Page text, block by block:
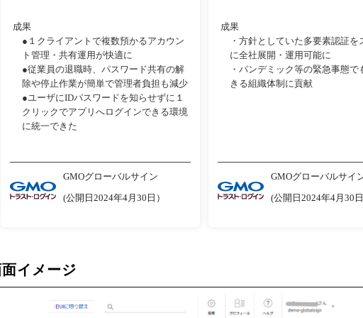
成果
●１クライアントで複数預かるアカウン
ト管理・共有運用が快適に
●従業員の退職時、パスワード共有の解
除や停止作業が簡単で管理者負担も減少
●ユーザにIDパスワードを知らせずに１
クリックでアプリへログインできる環境
に統一できた
GMOグローバルサイン
(公開日2024年4月30日）
成果
・方針としていた多要素認証を
に全社展開・運用可能に
・パンデミック等の緊急事態で
きる組織体制に貢献
GMOグローバルサイ
(公開日2024年4月30日
イメージ